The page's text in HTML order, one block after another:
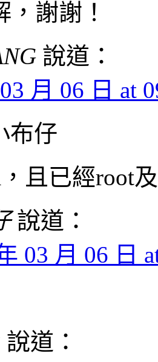
，謝謝！
說道：
月 06 日 at
布仔
且已經root
說道：
03 月 06 日
說道：